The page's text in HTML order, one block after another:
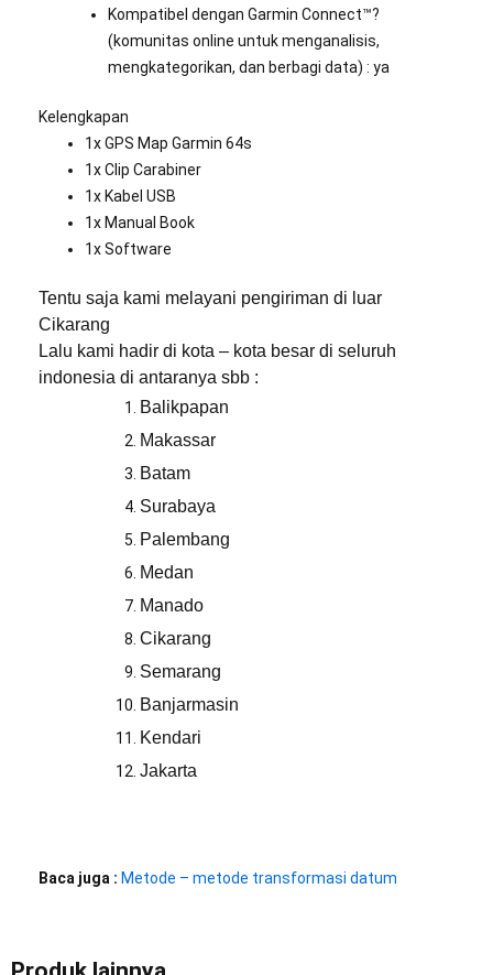
Kompatibel dengan Garmin Connect™?
(komunitas online untuk menganalisis,
mengkategorikan, dan berbagi data) : ya
Kelengkapan
1x GPS Map Garmin 64s
1x Clip Carabiner
1x Kabel USB
1x Manual Book
1x Software
Tentu saja kami melayani pengiriman di luar
Cikarang
Lalu kami hadir di kota – kota besar di seluruh
indonesia di antaranya sbb :
Balikpapan
Makassar
Batam
Surabaya
Palembang
Medan
Manado
Cikarang
Semarang
Banjarmasin
Kendari
Jakarta
Baca juga : Metode – metode transformasi datum